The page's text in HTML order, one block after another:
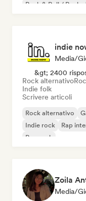
Rock & Roll / Rock
indie
Media/
&gt; 2400
Rock alternativo
Indie folk
Scrivere articoli
Rock alternativo
Indie rock
Rap
Pop rock
Zoila
Media/